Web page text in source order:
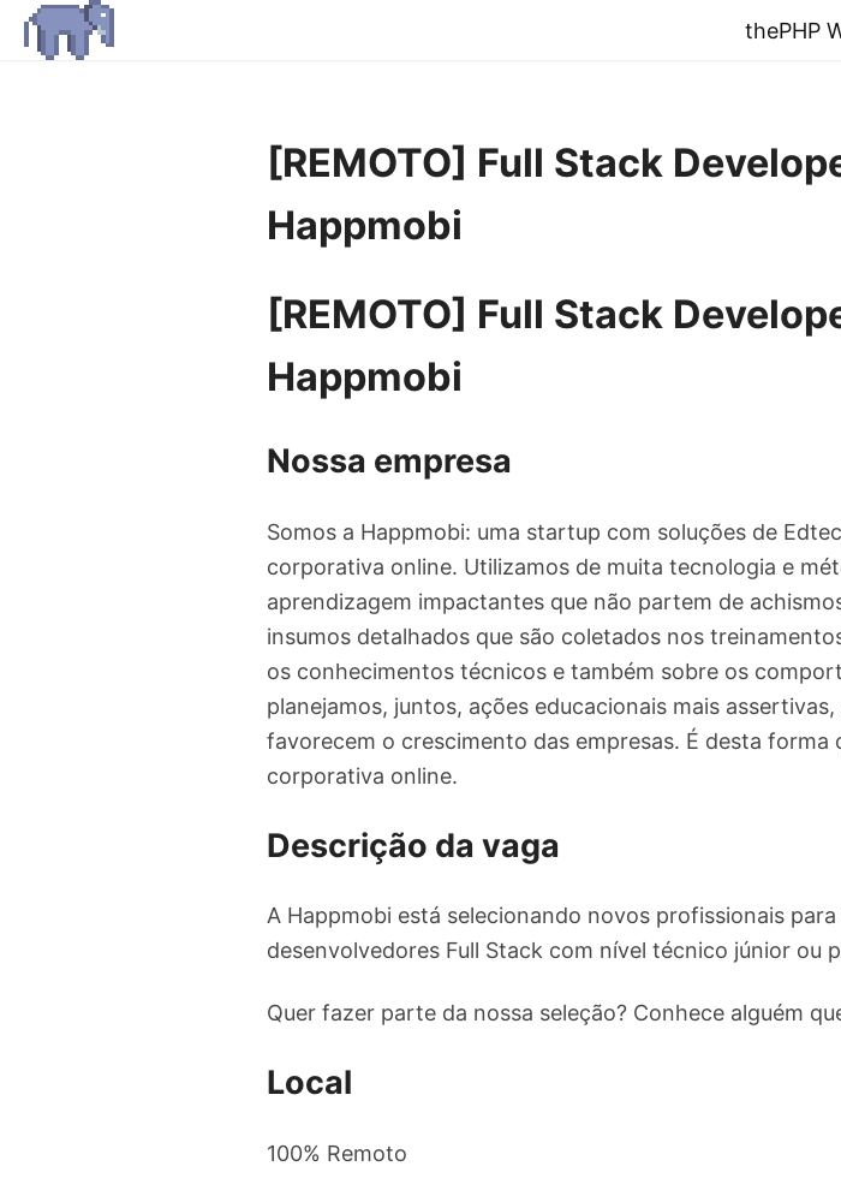
thePHP
[REMOTO] Full Stack
Happmobi
[REMOTO] Full Stack
Happmobi
Nossa empresa
Somos a Happmobi: uma startup com soluções de
corporativa online. Utilizamos de muita tecnologia e
aprendizagem impactantes que não partem de
insumos detalhados que são coletados nos
os conhecimentos técnicos e também sobre os
planejamos, juntos, ações educacionais mais
favorecem o crescimento das empresas. É desta
corporativa online.
Descrição da vaga
A Happmobi está selecionando novos profissionais
desenvolvedores Full Stack com nível técnico júnior ou
Quer fazer parte da nossa seleção? Conhece alguém
Local
100% Remoto